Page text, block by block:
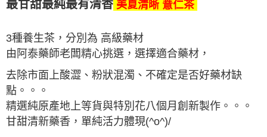
最甘甜最純最有清香 美夏清晰 薏仁茶
3種養生茶，分別為 高級藥材
由阿泰藥師老闆精心挑選，選擇適合藥材，
去除市面上酸澀、粉狀混濁、不確定是否好藥材缺
點。。。
精選純原產地上等貨與特別花八個月創新製作。。。
甘甜清新藥香，單純活力體現(^o^)/